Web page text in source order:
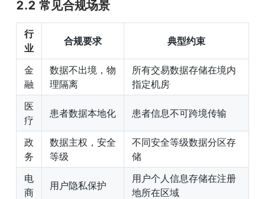
2.2 常见合规场景
行
业
合规要求 典型约束
金
融
数据不出境，物
理隔离
所有交易数据存储在境内
指定机房
医
疗
患者数据本地化 患者信息不可跨境传输
政
务
数据主权，安全
等级
不同安全等级数据分区存
储
电
商
用户隐私保护
用户个人信息存储在注册
地所在区域